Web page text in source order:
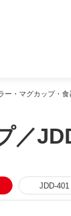
ー・マグカップ・食
／
JDD-401